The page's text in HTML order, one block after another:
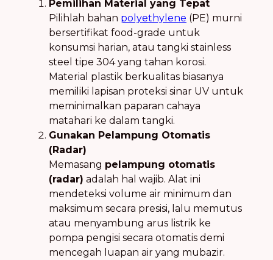
Pemilihan Material yang Tepat
Pilihlah bahan polyethylene (PE) murni
bersertifikat food-grade untuk
konsumsi harian, atau tangki stainless
steel tipe 304 yang tahan korosi.
Material plastik berkualitas biasanya
memiliki lapisan proteksi sinar UV untuk
meminimalkan paparan cahaya
matahari ke dalam tangki.
Gunakan Pelampung Otomatis
(Radar)
Memasang pelampung otomatis
(radar) adalah hal wajib. Alat ini
mendeteksi volume air minimum dan
maksimum secara presisi, lalu memutus
atau menyambung arus listrik ke
pompa pengisi secara otomatis demi
mencegah luapan air yang mubazir.